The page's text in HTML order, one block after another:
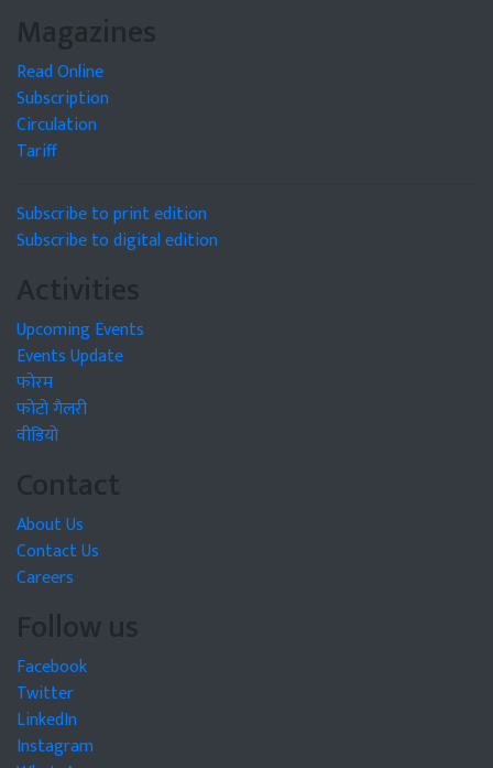
Magazines
Read Online
Subscription
Circulation
Tariff
Subscribe to print edition
Subscribe to digital edition
Activities
Upcoming Events
Events Update
फोरम
फोटो गैलरी
वीडियो
Contact
About Us
Contact Us
Careers
Follow us
Facebook
Twitter
LinkedIn
Instagram